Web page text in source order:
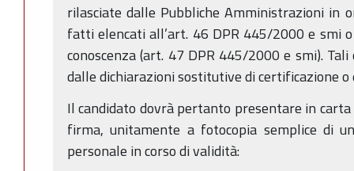
rilasciate dalle Pubbliche Amministrazioni in
fatti elencati all’art. 46 DPR 445/2000 e smi
conoscenza (art. 47 DPR 445/2000 e smi).
dalle dichiarazioni sostitutive di certificazione
Il candidato dovrà pertanto presentare in
firma, unitamente a fotocopia semplice di
personale in corso di validità: